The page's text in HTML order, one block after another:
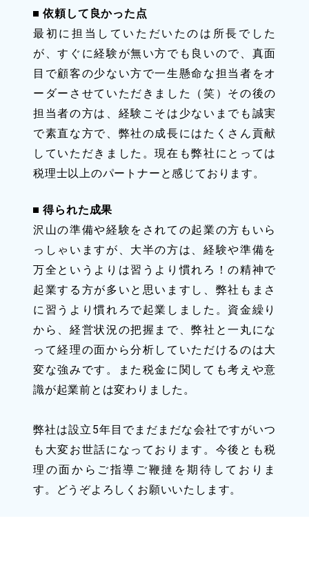
依頼して良かった点
最初に担当していただいたのは所長でした
が、すぐに経験が無い方でも良いので、真面
目で顧客の少ない方で一生懸命な担当者をオ
ーダーさせていただきました（笑）その後の
担当者の方は、経験こそは少ないまでも誠実
で素直な方で、弊社の成長にはたくさん貢献
していただきました。現在も弊社にとっては
税理士以上のパートナーと感じております。
得られた成果
沢山の準備や経験をされての起業の方もいら
っしゃいますが、大半の方は、経験や準備を
万全というよりは習うより慣れろ！の精神で
起業する方が多いと思いますし、弊社もまさ
に習うより慣れろで起業しました。資金繰り
から、経営状況の把握まで、弊社と一丸にな
って経理の面から分析していただけるのは大
変な強みです。また税金に関しても考えや意
識が起業前とは変わりました。
弊社は設立5年目でまだまだな会社ですがいつ
も大変お世話になっております。今後とも税
理の面からご指導ご鞭撻を期待しておりま
す。どうぞよろしくお願いいたします。